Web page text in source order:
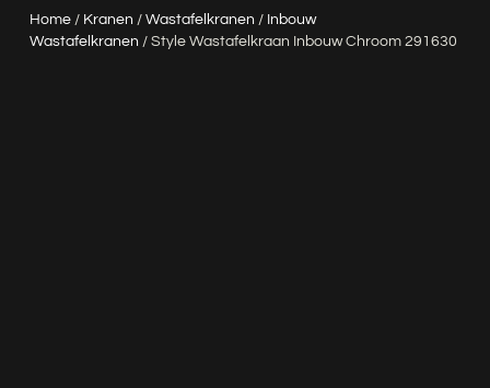
Home/ Kranen / Wastafelkranen / Inbouw
Wastafelkranen / Style Wastafelkraan Inbouw Chroom 291630